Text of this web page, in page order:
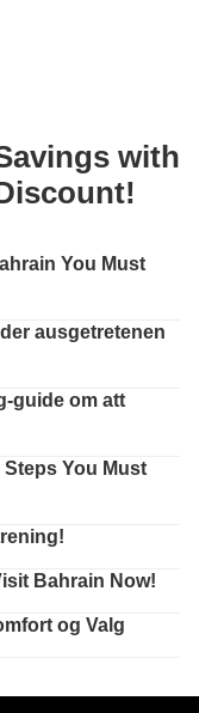
with
You Must
ausgetretenen
guide om att
You Must
Bahrain Now!
og Valg